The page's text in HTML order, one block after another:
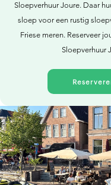
Sloepverhuur Joure. Daar
sloep voor een rustig
Friese meren. Reserveer
Sloepverhuur